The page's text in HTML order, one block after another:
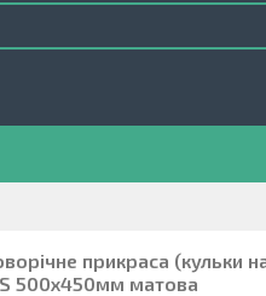
прикраса (кульки
S 500x450мм матова